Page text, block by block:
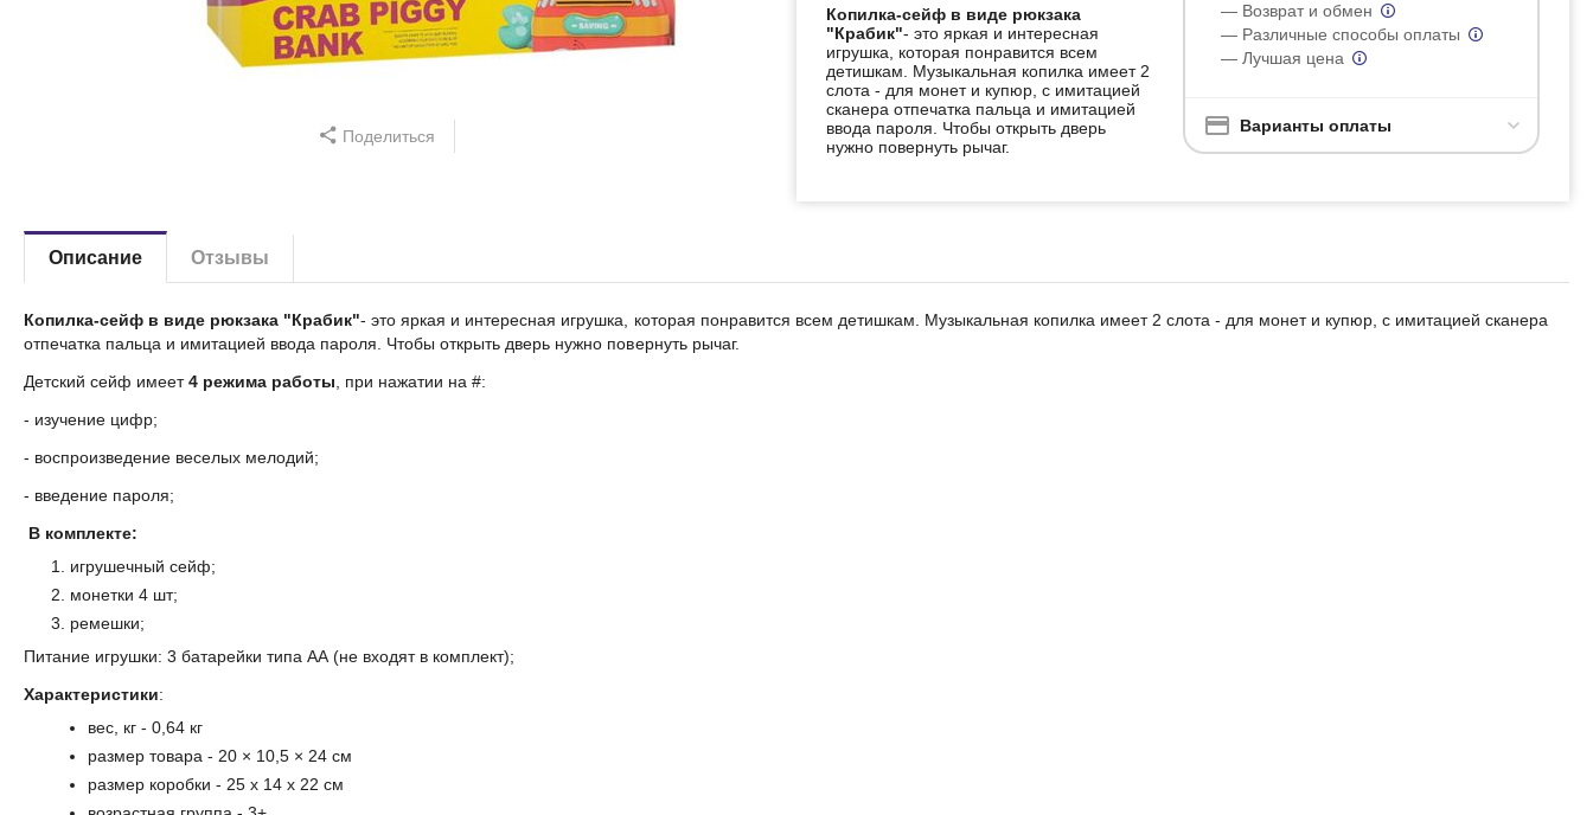
Поделиться
Копилка-сейф в виде рюкзака
"Крабик"- это яркая и интересная
игрушка, которая понравится всем
детишкам. Музыкальная копилка имеет 2
слота - для монет и купюр, с имитацией
сканера отпечатка пальца и имитацией
ввода пароля. Чтобы открыть дверь
нужно повернуть рычаг.
— Возврат и обмен
— Различные способы оплаты
— Лучшая цена
Варианты оплаты
Описание Отзывы
Копилка-сейф в виде рюкзака "Крабик"- это яркая и интересная игрушка, которая понравится всем детишкам. Музыкальная копилка имеет 2 слота - для монет и купюр, с имитацией сканера
отпечатка пальца и имитацией ввода пароля. Чтобы открыть дверь нужно повернуть рычаг.
Детский сейф имеет4 режима работы, при нажатии на #:
- изучение цифр;
- воспроизведение веселых мелодий;
- введение пароля;
В комплекте:
игрушечный сейф;
монетки 4 шт;
ремешки;
Питание игрушки: 3 батарейки типа АА (не входят в комплект);
Характеристики:
вес, кг - 0,64 кг
размер товара - 20 × 10,5 × 24 см
размер коробки - 25 x 14 x 22 см